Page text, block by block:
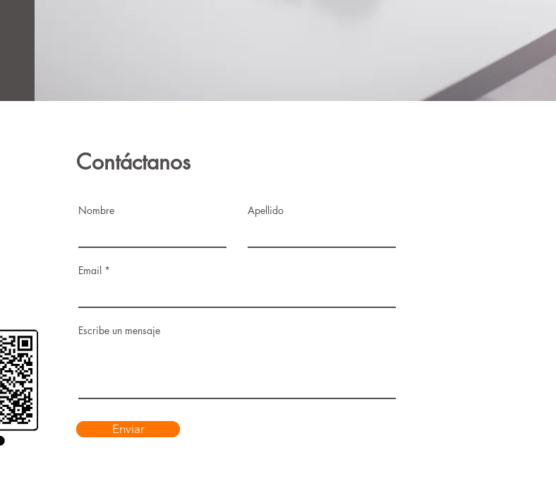
Contáctanos
Nombre Apellido
Email
Escribe un mensaje
Enviar